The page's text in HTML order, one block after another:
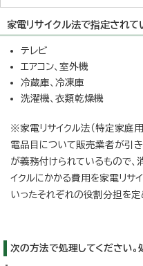
家電リサイクル法で指定されて
テレビ
エアコン、室外機
冷蔵庫、冷凍庫
洗濯機、衣類乾燥機
※家電リサイクル法（特定家庭
電品目について販売業者が引き
が義務付けられているもので、
イクルにかかる費用を家電リサ
いったそれぞれの役割分担を定
次の方法で処理してください。